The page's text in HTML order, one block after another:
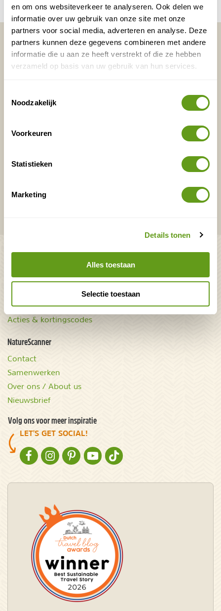
en om ons websiteverkeer te analyseren. Ook delen we
informatie over uw gebruik van onze site met onze
partners voor social media, adverteren en analyse. Deze
partners kunnen deze gegevens combineren met andere
informatie die u aan ze heeft verstrekt of die ze hebben
verzameld op basis van uw gebruik van hun services.
Noodzakelijk
Voorkeuren
Statistieken
Marketing
Details tonen
Alles toestaan
Selectie toestaan
number_of_trips:
2 Bekijk alle reizen naar Brunei Bekijk kaart
Vakantietips & Inspiratie?
Voornaam Achternaam
E-mailadres* Waar ligt je interesse?
Bekijk ook
aarde
Natuurgidsjes.nl
Acties & kortingscodes
Uitrusting
Zoek op reistype
Groepsaccommodaties
NatureScanner
Contact
Samenwerken
Over ons / About us
Nieuwsbrief
Volg ons voor meer inspiratie
LET'S GET SOCIAL!
NATURESCANNER OP FACEBOOK
NATURESCANNER OP INSTAGRAM
NATURESCANNER OP PINTEREST
NATURESCANNER OP YOUTUBE
NATURESCANNER OP TIKTOK